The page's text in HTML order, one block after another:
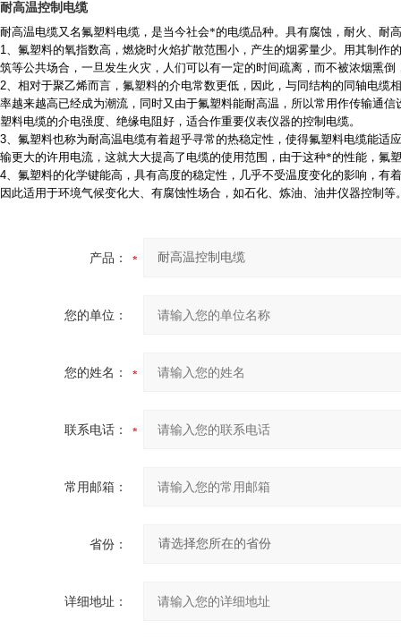
耐高温控制电缆
耐高温电缆又名氟塑料电缆，是当今社会*的电缆品种。具有腐蚀，耐火、耐
1、 氟塑料的氧指数高，燃烧时火焰扩散范围小，产生的烟雾量少。用其制
筑等公共场合，一旦发生火灾，人们可以有一定的时间疏离，而不被浓烟熏倒
2、 相对于聚乙烯而言，氟塑料的介电常数更低，因此，与同结构的同轴电
率越来越高已经成为潮流，同时又由于氟塑料能耐高温，所以常用作传输通
塑料电缆的介电强度、绝缘电阻好，适合作重要仪表仪器的控制电缆。
3、 氟塑料也称为耐高温电缆有着超乎寻常的热稳定性，使得氟塑料电缆能适应
输更大的许用电流，这就大大提高了电缆的使用范围，由于这种*的性能，氟
4、 氟塑料的化学键能高，具有高度的稳定性，几乎不受温度变化的影响，有
因此适用于环境气候变化大、有腐蚀性场合，如石化、炼油、油井仪器控制等
产品：
您的单位：
您的姓名：
联系电话：
常用邮箱：
省份：
详细地址：